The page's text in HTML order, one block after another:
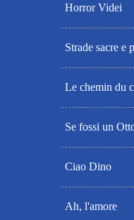
Horror Videi
Strade sacre e
Le chemin du
Se fossi un
Ciao Dino
Ah, l'amore